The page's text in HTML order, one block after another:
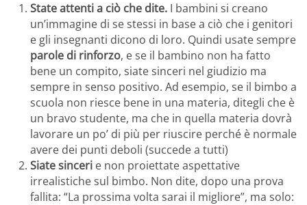
State attenti a ciò che dite. I bambini si creano
un’immagine di se stessi in base a ciò che i genitori
e gli insegnanti dicono di loro. Quindi usate sempre
parole di rinforzo, e se il bambino non ha fatto
bene un compito, siate sinceri nel giudizio ma
sempre in senso positivo. Ad esempio, se il bimbo a
scuola non riesce bene in una materia, ditegli che è
un bravo studente, ma che in quella materia dovrà
lavorare un po’ di più per riuscire perché è normale
avere dei punti deboli (succede a tutti)
Siate sinceri e non proiettate aspettative
irrealistiche sul bimbo. Non dite, dopo una prova
fallita: “La prossima volta sarai il migliore”, ma solo: